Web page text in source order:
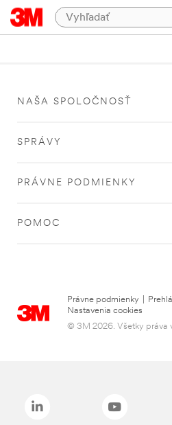
NAŠA SPOLOČNOSŤ
SPRÁVY
PRÁVNE PODMIENKY
POMOC
Právne podmienky
Nastavenia cookies
© 3M 2026. Všetky práva